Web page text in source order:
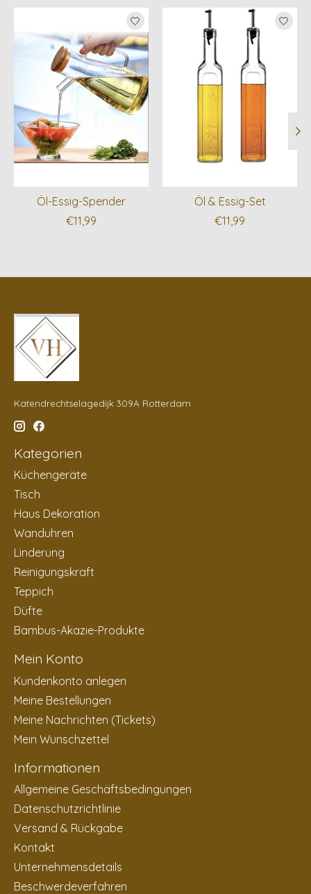
Produkt-Karussell-Artikel
Öl-Essig-Spender
€11,99
Öl & Essig-Set
€11,99
Katendrechtselagedijk 309A Rotterdam
Kategorien
Küchengeräte
Tisch
Haus Dekoration
Wanduhren
Linderung
Reinigungskraft
Teppich
Düfte
Bambus-Akazie-Produkte
Mein Konto
Kundenkonto anlegen
Meine Bestellungen
Meine Nachrichten (Tickets)
Mein Wunschzettel
Informationen
Allgemeine Geschäftsbedingungen
Datenschutzrichtlinie
Versand & Rückgabe
Kontakt
Unternehmensdetails
Beschwerdeverfahren